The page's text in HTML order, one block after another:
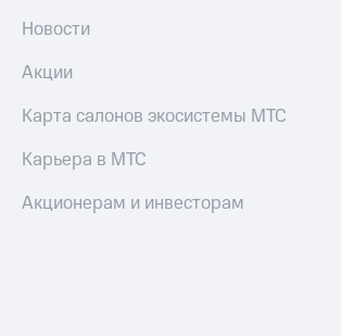
Новости
Акции
Карта салонов экосистемы МТС
Карьера в МТС
Акционерам и инвесторам